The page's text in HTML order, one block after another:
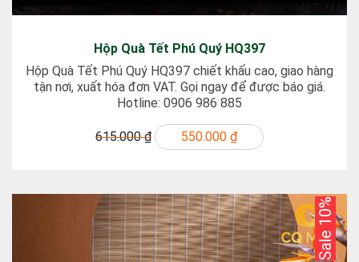
Hộp Quà Tết Phú Quý HQ397
Hộp Quà Tết Phú Quý HQ397 chiết khấu cao, giao hàng
tận nơi, xuất hóa đơn VAT. Gọi ngay để được báo giá.
Hotline: 0906 986 885
615.000 ₫ 550.000 ₫
Sale 10%